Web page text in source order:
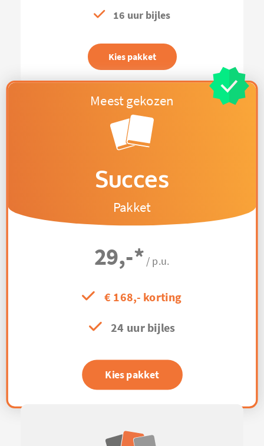
16 uur bijles
Kies pakket
Succes
Pakket
29,-* / p.u.
€ 168,- korting
24 uur bijles
Kies pakket